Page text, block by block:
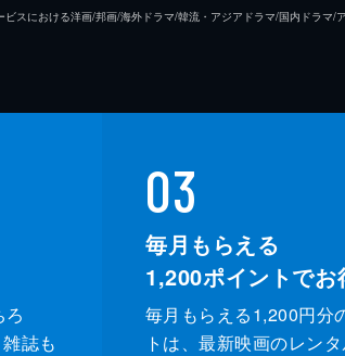
スにおける洋画/邦画/海外ドラマ/韓流・アジアドラマ/国内ドラマ/
誌も
03
毎月もらえる
1,200ポイントでお
毎月もらえる1,200円分
トは、最新映画のレン